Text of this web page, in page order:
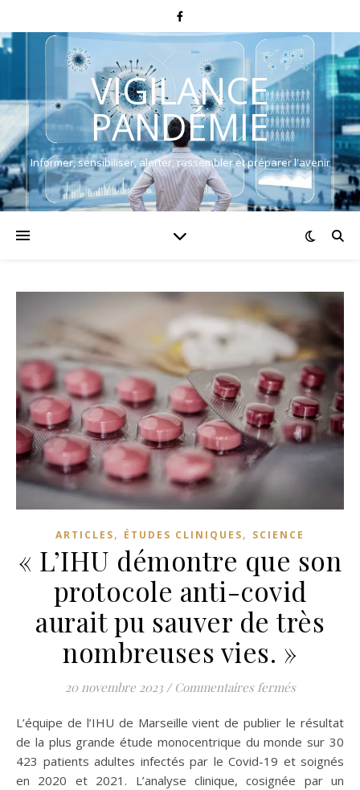
VIGILANCE
PANDÉMIE
Informer, sensibiliser, alerter, rassembler et préparer l'avenir
ARTICLES, ÉTUDES CLINIQUES, SCIENCE
« L’IHU démontre que son
protocole anti-covid
aurait pu sauver de très
nombreuses vies. »
20 novembre 2023 / Commentaires ferméssur «
L’équipe de l’IHU de Marseille vient de publier le résultat
de la plus grande étude monocentrique du monde sur 30
423 patients adultes infectés par le Covid-19 et soignés
en 2020 et 2021. L’analyse clinique, cosignée par un